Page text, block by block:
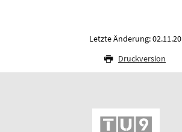
Letzte Änderung: 02.11.20
Druckversion